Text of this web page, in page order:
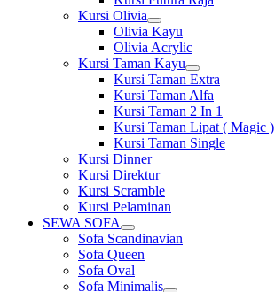
menu
Kursi Olivia
Show
sub
menu
Olivia Kayu
Olivia Acrylic
Kursi Taman Kayu
Show
sub
menu
Kursi Taman Extra
Kursi Taman Alfa
Kursi Taman 2 In 1
Kursi Taman Lipat ( Magic )
Kursi Taman Single
Kursi Dinner
Kursi Direktur
Kursi Scramble
Kursi Pelaminan
SEWA SOFA
Show
sub
menu
Sofa Scandinavian
Sofa Queen
Sofa Oval
Sofa Minimalis